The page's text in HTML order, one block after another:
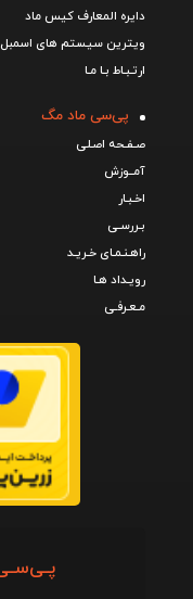
دایره المعارف کیس ماد
ویترین سیستم های
ارتـبـاط بـا مـا
پی‌سی ماد مگ
صـفـحه اصـلی
آمــوزش
اخـبـار
بـررسـی
راهـنـمـای خـریـد
رویـداد هـا
مـعـرفـی
پـی‌سـی